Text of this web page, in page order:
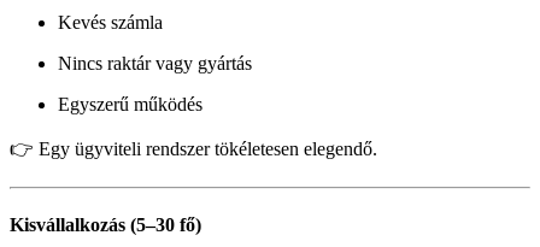
Kevés számla
Nincs raktár vagy gyártás
Egyszerű működés
👉 Egy ügyviteli rendszer tökéletesen elegendő.
Kisvállalkozás (5–30 fő)